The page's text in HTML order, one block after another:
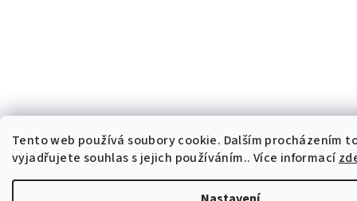
Tento web používá soubory cookie. Dalším procházením
vyjadřujete souhlas s jejich používáním.. Více informací